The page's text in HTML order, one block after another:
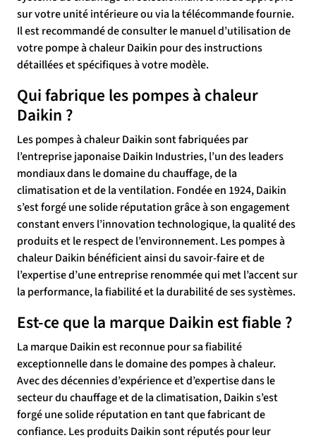
sur votre unité intérieure ou via la télécommande fournie.
Il est recommandé de consulter le manuel d’utilisation de
votre pompe à chaleur Daikin pour des instructions
détaillées et spécifiques à votre modèle.
Qui fabrique les pompes à chaleur
Daikin ?
Les pompes à chaleur Daikin sont fabriquées par
l’entreprise japonaise Daikin Industries, l’un des leaders
mondiaux dans le domaine du chauffage, de la
climatisation et de la ventilation. Fondée en 1924, Daikin
s’est forgé une solide réputation grâce à son engagement
constant envers l’innovation technologique, la qualité des
produits et le respect de l’environnement. Les pompes à
chaleur Daikin bénéficient ainsi du savoir-faire et de
l’expertise d’une entreprise renommée qui met l’accent sur
la performance, la fiabilité et la durabilité de ses systèmes.
Est-ce que la marque Daikin est fiable ?
La marque Daikin est reconnue pour sa fiabilité
exceptionnelle dans le domaine des pompes à chaleur.
Avec des décennies d’expérience et d’expertise dans le
secteur du chauffage et de la climatisation, Daikin s’est
forgé une solide réputation en tant que fabricant de
confiance. Les produits Daikin sont réputés pour leur